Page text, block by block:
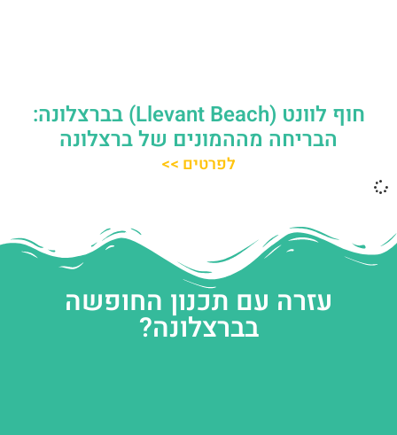
חוף לוונט (Llevant Beach) בברצלונה:
הבריחה מההמונים של ברצלונה
לפרטים >>
עזרה עם תכנון החופשה
בברצלונה?